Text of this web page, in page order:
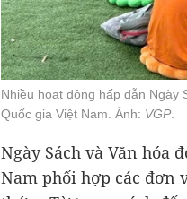
Nhiều hoạt động hấp dẫn Ngày
Quốc gia Việt Nam. Ảnh: VGP
Ngày Sách và Văn hóa
Nam phối hợp các đơn